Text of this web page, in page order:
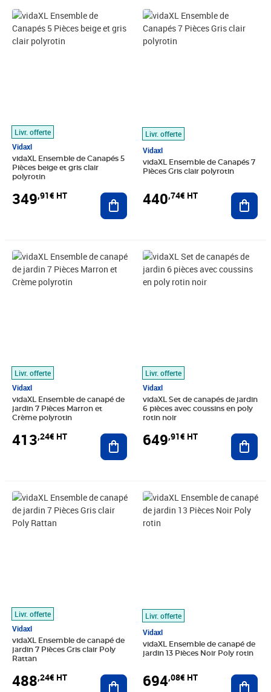
Livr. offerte
Vidaxl
vidaXL Ensemble de Canapés 5
Pièces beige et gris clair
polyrotin
349,91€ HT
Prix 349,91€ HT
Ajouter au panier
Livr. offerte
Vidaxl
vidaXL Ensemble de Canapés 7
Pièces Gris clair polyrotin
440,74€ HT
Prix 440,74€ HT
Livr. offerte
Vidaxl
vidaXL Ensemble de canapé de
jardin 7 Pièces Marron et
Crème polyrotin
413,24€ HT
Prix 413,24€ HT
Ajouter au panier
Livr. offerte
Vidaxl
vidaXL Set de canapés de jardin
6 pièces avec coussins en poly
rotin noir
649,91€ HT
Prix 649,91€ HT
Livr. offerte
Vidaxl
vidaXL Ensemble de canapé de
jardin 7 Pièces Gris clair Poly
Rattan
488,24€ HT
Prix 488,24€ HT
Ajouter au panier
Livr. offerte
Vidaxl
vidaXL Ensemble de canapé de
jardin 13 Pièces Noir Poly rotin
694,08€ HT
Prix 694,08€ HT